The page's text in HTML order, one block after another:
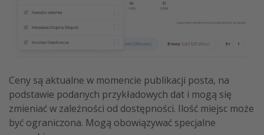
Ceny są aktualne w momencie publikacji posta, na
podstawie podanych przykładowych dat i mogą się
zmieniać w zależności od dostępności. Ilość miejsc może
być ograniczona. Mogą obowiązywać specjalne